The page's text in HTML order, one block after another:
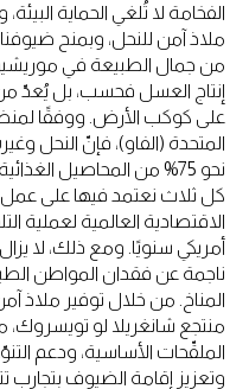
الفخامة لا تُلغي الحماية
ملاذ آمن للنحل، وبمنح
من جمال الطبيعة في
إنتاج العسل فحسب، بل يُعدّ من
على كوكب الأرض. ووفقًا
المتحدة (الفاو)، فإنّ النحل
نحو 75% من المحاصيل
كل ثلاث نعتمد فيها على عمل
أمريكي سنويًا. ومع ذلك، لا
ناجمة عن فقدان المواطن
منتجع شانغريلا لو
الملقّحات الأساسية، ودعم
وتعزيز إقامة الضيوف بتجارب